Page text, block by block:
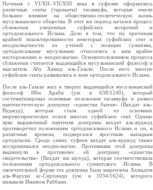
Начиная с VI/XII–VII/XIII века в суфизме оформились
различные секты (тарикаты) тасаввуфа, которые имели
большое влияние на общественно-политическую жизнь
мусульманского общества. В этот же период начался процесс
сближения умеренных суфийских воззрений и
ортодоксального Ислама. Дело в том, что по причинам
крайней экзальтированности некоторых суфийских сект и
неоднозначности их учений с позиции суннизма,
ортодоксальные мусульмане относились к ним крайне
настороженно и неоднозначно. Основоположником процесса
сближения считается выдающийся мусульманский философ и
мыслитель Абу Хамид аль-Газали. После него многие
суфийские секты развивались в лоне ортодоксального Ислама.
После аль-Газали жил и творил выдающийся мусульманский
философ Ибн Араби (ум. в 638/1240), который
систематизировал основные положения тасаввуфа и развил
пантеистическую доктрину «единства бытия» (Вахдат аль-
Вуджуд), которая стала одной из основных
мировоззренческих основ многих суфийских сект. Однако
ярко выраженный пантеизм доктрины вахдат аль-вуджуд
противоречил положениям ортодоксального Ислама и он, в
различные времена, подвергался яростным нападкам
ортодоксии. Среди самих суфиев вахдат аль-вуджуд также
воспринимался неоднозначно. Противники этой доктрины
выдвинули в противовес ей доктрину «единства
свидетельства» (Вахдат аш шухуд), которая соответствовала
положениям ортодоксального суннитского Ислама. В
окончательной форме эта доктрина была закреплена Ахмадом
аль-Фаруки ас-Сирхинди (ум. в 1034/1624), которого
называли Имамом Раббани.